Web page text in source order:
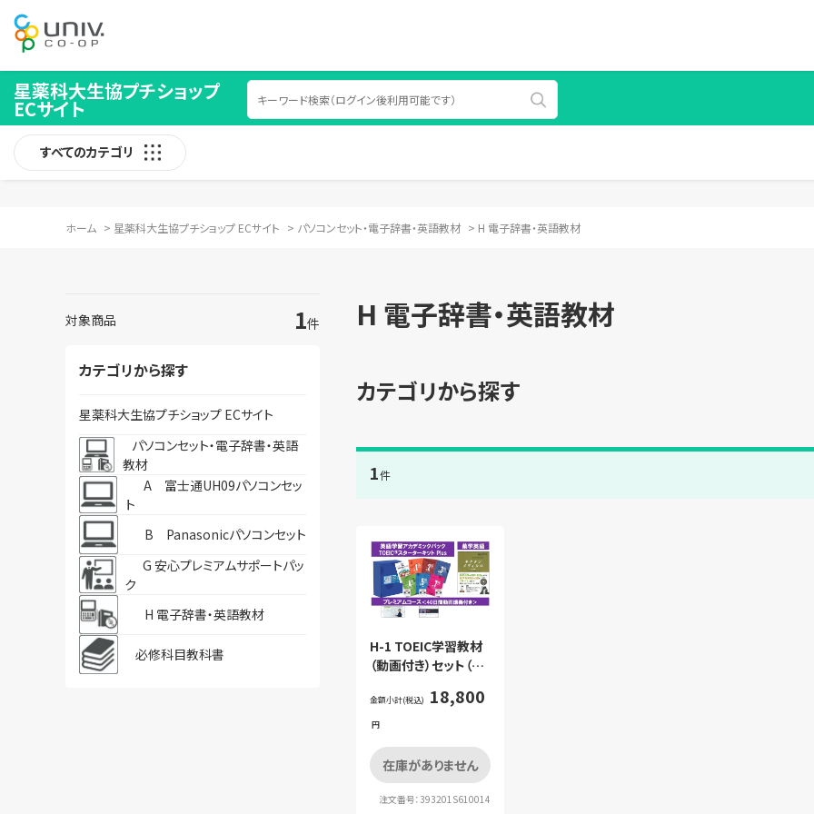
星薬科大生協プチショップ
ECサイト
すべてのカテゴリ
ホーム > 星薬科大生協プチショップ ECサイト > パソコンセット・電子辞書・英語教材 > H 電子辞書・英語教材
対象商品 1件
カテゴリから探す
星薬科大生協プチショップ ECサイト
パソコンセット・電子辞書・英語
教材
A 富士通UH09パソコンセッ
ト
B Panasonicパソコンセット
G 安心プレミアムサポートパッ
ク
H 電子辞書・英語教材
必修科目教科書
H 電子辞書・英語教材
カテゴリから探す
1件
H-1 TOEIC学習教材
（動画付き）セット（セ
金額小計(税込) 18,800
円
在庫がありません
注文番号：393201S610014